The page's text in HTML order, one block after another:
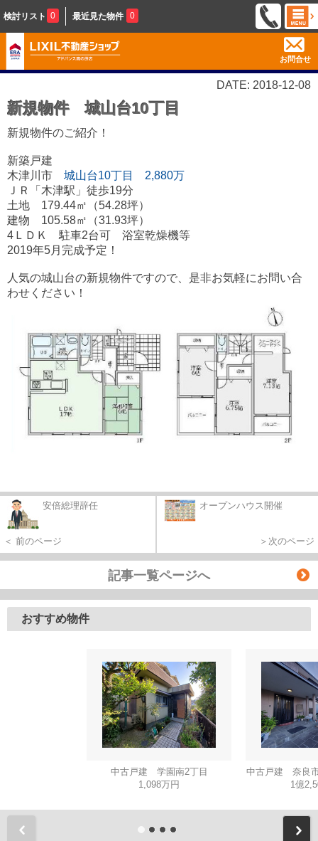
検討リスト 0 最近見た物件 0
お問合せ
DATE: 2018-12-08
新規物件 城山台10丁目
新規物件のご紹介！
新築戸建
木津川市 城山台10丁目 2,880万
ＪＲ「木津駅」徒歩19分
土地 179.44㎡（54.28坪）
建物 105.58㎡（31.93坪）
4ＬＤＫ 駐車2台可 浴室乾燥機等
2019年5月完成予定！
人気の城山台の新規物件ですので、是非お気軽にお問い合
わせください！
安倍総理辞任
＜ 前のページ
オープンハウス開催
＞次のページ
記事一覧ページへ
おすすめ物件
中古戸建 学園南2丁目
1,098万円
中古戸建 奈良
1億